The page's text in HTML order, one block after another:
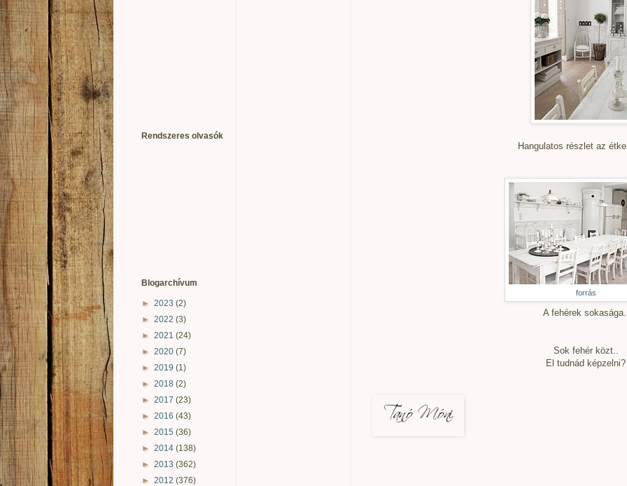
Hangulatos részlet az
forrás
A fehérek
Sok fehér közt..
El tudnád képzelni?
Rendszeres olvasók
Blogarchívum
► 2023 (2)
► 2022 (3)
► 2021 (24)
► 2020 (7)
► 2019 (1)
► 2018 (2)
► 2017 (23)
► 2016 (43)
► 2015 (36)
► 2014 (138)
► 2013 (362)
► 2012 (376)